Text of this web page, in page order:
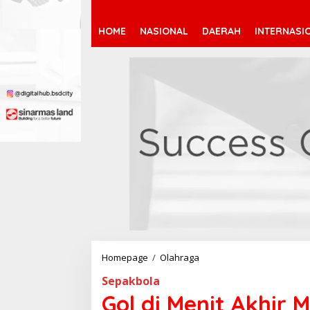
HOME NASIONAL DAERAH
Homepage / Olahraga
i
Sepakbola
Gol di Menit Akhir